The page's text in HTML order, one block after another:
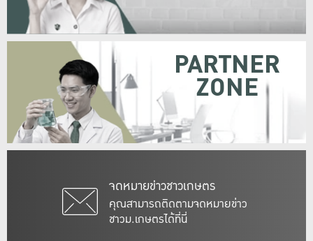
จดหมายข่าวชาวเกษตร
คุณสามารถติดตามจดหมายข่าว
ชาวม.เกษตรได้ที่นี่
PARTNER
ZONE